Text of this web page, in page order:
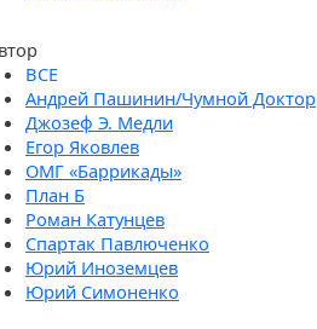
Андрей Пашинин/Чумной Доктор
Джозеф Э. Медли
Егор Яковлев
ОМГ «Баррикады»
План Б
Роман Катунцев
Спартак Павлюченко
Юрий Иноземцев
Юрий Симоненко